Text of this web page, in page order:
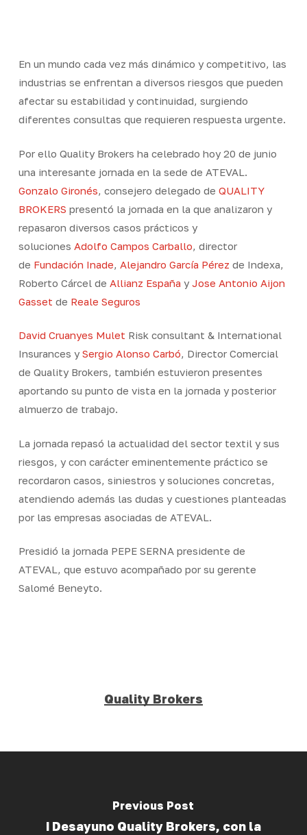
contentEn un mundo cada vez más dinámico y competitivo, las
industrias se enfrentan a diversos riesgos que pueden
afectar su estabilidad y continuidad, surgiendo
diferentes consultas que requieren respuesta urgente.
Por ello Quality Brokers ha celebrado hoy 20 de junio
una interesante jornada en la sede de ATEVAL.
Gonzalo Gironés , consejero delegado de QUALITY
BROKERS presentó la jornada en la que analizaron y
repasaron diversos casos prácticos y
soluciones Adolfo Campos Carballo , director
de Fundación Inade Alejandro García Pérez de Indexa,
Roberto Cárcel de Allianz España y Jose Antonio Aijon
Gasset de Reale Seguros
David Cruanyes Mulet Risk consultant & International
Insurances y Sergio Alonso Carbó, Director Comercial
de Quality Brokers, también estuvieron presentes
aportando su punto de vista en la jornada y posterior
almuerzo de trabajo.
La jornada repasó la actualidad del sector textil y sus
riesgos, y con carácter eminentemente práctico se
recordaron casos, siniestros y soluciones concretas,
atendiendo además las dudas y cuestiones planteadas
por las empresas asociadas de ATEVAL.
Presidió la jornada PEPE SERNA presidente de
ATEVAL, que estuvo acompañado por su gerente
Salomé Beneyto.
Quality Brokers
Previous Post
I Desayuno Quality Brokers, con la
Menu